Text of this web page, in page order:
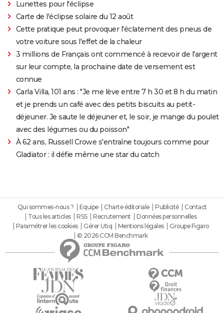
Lunettes pour l'éclipse
Carte de l'éclipse solaire du 12 août
Cette pratique peut provoquer l'éclatement des pneus de
votre voiture sous l'effet de la chaleur
3 millions de Français ont commencé à recevoir de l'argent
sur leur compte, la prochaine date de versement est
connue
Carla Villa, 101 ans : "Je me lève entre 7 h 30 et 8 h du matin
et je prends un café avec des petits biscuits au petit-
déjeuner. Je saute le déjeuner et, le soir, je mange du poulet
avec des légumes ou du poisson"
À 62 ans, Russell Crowe s'entraîne toujours comme pour
Gladiator : il défie même une star du catch
Qui sommes-nous ? Equipe Charte éditoriale Publicité
Contact
Tous les articles
RSS Recrutement
Données personnelles
Paramétrer les cookies
Gérer Utiq Mentions légales
Groupe Figaro
© 2026 CCM Benchmark